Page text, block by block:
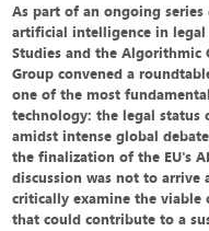
As part of an ongoing
artificial intelligence in legal
Studies and the Algorithmic
Group convened a
one of the most
technology: the legal
amidst intense global
the finalization of the EU's
discussion was not to
critically examine the viable
that could contribute to a